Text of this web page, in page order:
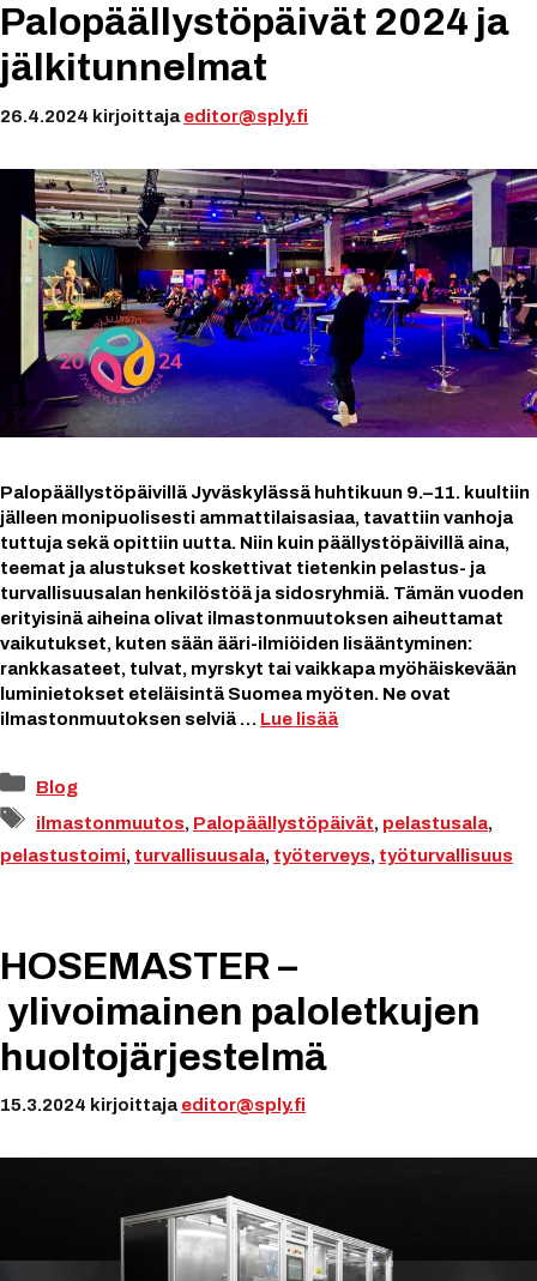
Palopäällystöpäivät 2024 ja
jälkitunnelmat
26.4.2024 kirjoittaja editor@sply.fi
Palopäällystöpäivillä Jyväskylässä huhtikuun 9.–11. kuultiin
jälleen monipuolisesti ammattilaisasiaa, tavattiin vanhoja
tuttuja sekä opittiin uutta. Niin kuin päällystöpäivillä aina,
teemat ja alustukset koskettivat tietenkin pelastus- ja
turvallisuusalan henkilöstöä ja sidosryhmiä. Tämän vuoden
erityisinä aiheina olivat ilmastonmuutoksen aiheuttamat
vaikutukset, kuten sään ääri-ilmiöiden lisääntyminen:
rankkasateet, tulvat, myrskyt tai vaikkapa myöhäiskevään
luminietokset eteläisintä Suomea myöten. Ne ovat
ilmastonmuutoksen selviä … Lue lisää
Kategoriat
Blog
Avainsanat
ilmastonmuutos, Palopäällystöpäivät, pelastusala,
pelastustoimi, turvallisuusala, työterveys, työturvallisuus
HOSEMASTER –
ylivoimainen paloletkujen
huoltojärjestelmä
15.3.2024 kirjoittaja editor@sply.fi